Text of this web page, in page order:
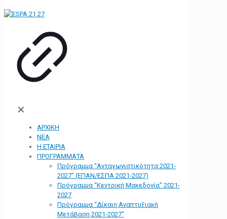
✕
ΑΡΧΙΚΗ
ΝΕΑ
Η ΕΤΑΙΡΙΑ
ΠΡΟΓΡΑΜΜΑΤΑ
Πρόγραμμα “Ανταγωνιστικότητα 2021-
2027” (ΕΠΑΝ/ΕΣΠΑ 2021-2027)
Πρόγραμμα “Κεντρική Μακεδονία” 2021-
2027
Πρόγραμμα “Δίκαιη Αναπτυξιακή
Μετάβαση 2021-2027”